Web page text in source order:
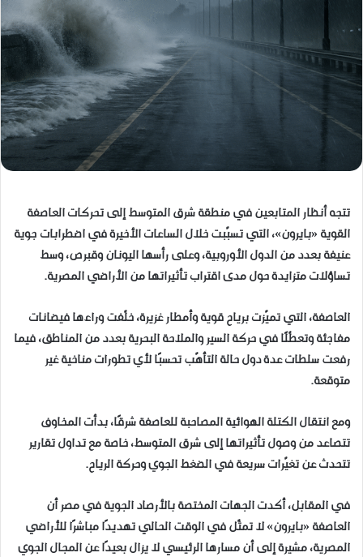
تتجه أنظار المتابعين في منطقة شرق المتوسط إلى تحركات العاصفة
القوية «بايرون»، التي تسبّبت خلال الساعات الأخيرة في اضطرابات جوية
عنيفة بعدد من الدول الأوروبية، وعلى رأسها اليونان وقبرص، وسط
تساؤلات متزايدة حول مدى اقتراب تأثيراتها من الأراضي المصرية.
العاصفة، التي تميّزت برياح قوية وأمطار غزيرة، خلّفت وراءها فيضانات
مفاجئة وتعطّلًا في حركة السير والملاحة البحرية بعدد من المناطق، فيما
رفعت سلطات عدة دول حالة التأهّب تحسبًا لأي تطورات مناخية غير
متوقعة.
ومع انتقال الكتلة الهوائية المصاحبة للعاصفة شرقًا، بدأت المخاوف
تتصاعد من وصول تأثيراتها إلى شرق المتوسط، خاصة مع تداول تقارير
تتحدث عن تغيّرات سريعة في الضغط الجوي وحركة الرياح.
في المقابل، أكدت الجهات المختصة بالأرصاد الجوية في مصر أن
العاصفة «بايرون» لا تمثّل في الوقت الحالي تهديدًا مباشرًا للأراضي
المصرية، مشيرة إلى أن مسارها الرئيسي لا يزال بعيدًا عن المجال الجوي